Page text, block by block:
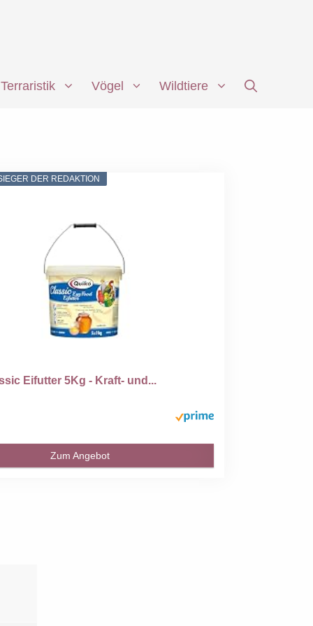
Terraristik Vögel Wildtiere
DER REDAKTION
Eifutter 5Kg - Kraft- und...
Zum Angebot